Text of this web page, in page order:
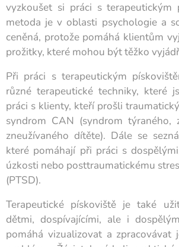
vyzkoušet si práci s terapeutickým
metoda je v oblasti psychologie a
ceněná, protože pomáhá klientům
prožitky, které mohou být těžko
Při práci s terapeutickým
různé terapeutické techniky, které
práci s klienty, kteří prošli
syndrom CAN (syndrom týraného,
zneužívaného dítěte). Dále se
které pomáhají při práci s
úzkosti nebo posttraumatickému
(PTSD).
Terapeutické pískoviště je také
dětmi, dospívajícími, ale i
pomáhá vizualizovat a zpracovávat